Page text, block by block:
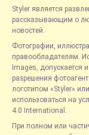
Styler является
рассказывающим о
новостей.
Фотографии,
правообладателям.
Images, допускается
разрешения
логотипом «Styler»
использоваться на
4.0 International.
При полном или